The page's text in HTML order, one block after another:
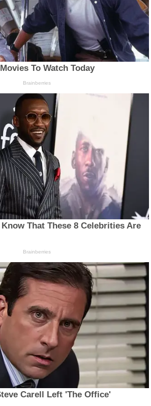
To Watch Today
Brainberries
That These 8 Celebrities Are
Brainberries
Carell Left 'The Office'